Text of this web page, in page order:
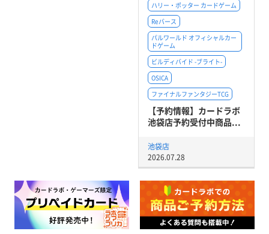
ハリー・ポッター カードゲーム
Reバース
パルワールド オフィシャルカー
ドゲーム
ビルディバイド -ブライト-
OSICA
ファイナルファンタジーTCG
【予約情報】カードラボ
池袋店予約受付中商品...
池袋店
2026.07.28